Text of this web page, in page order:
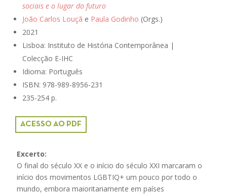
sociais e o lugar do futuro
João Carlos Louçã e Paula Godinho (Orgs.)
2021
Lisboa: Instituto de História Contemporânea |
Colecção E-IHC
Idioma: Português
ISBN: 978-989-8956-231
235-254 p.
ACESSO AO PDF
Excerto:
O final do século XX e o início do século XXI marcaram o
início dos movimentos LGBTIQ+ um pouco por todo o
mundo, embora maioritariamente em países